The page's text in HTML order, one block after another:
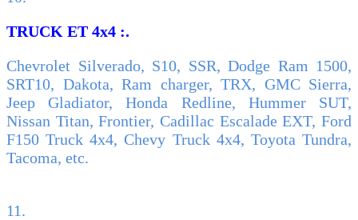
TRUCK ET 4x4 :.
Chevrolet Silverado, S10, SSR, Dodge Ram 1500,
SRT10, Dakota, Ram charger, TRX, GMC Sierra,
Jeep Gladiator, Honda Redline, Hummer SUT,
Nissan Titan, Frontier, Cadillac Escalade EXT, Ford
F150 Truck 4x4, Chevy Truck 4x4, Toyota Tundra,
Tacoma, etc.
11.